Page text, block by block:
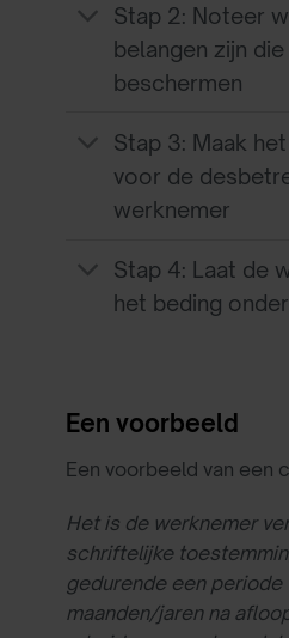
Stap 2: Noteer
belangen zijn
beschermen
Stap 3: Maak
voor de
werknemer
Stap 4: Laat de
het beding
Een voorbeeld
Een voorbeeld van een
Het is de werknemer
schriftelijke
gedurende een periode
maanden/jaren na